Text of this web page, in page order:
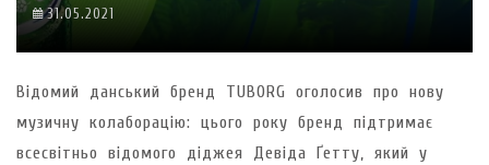
31.05.2021
Відомий данський бренд TUBORG оголосив про нову
музичну колаборацію: цього року бренд підтримає
всесвітньо відомого діджея Девіда Ґетту, який у